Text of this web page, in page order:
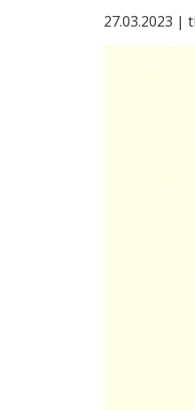
27.03.2023 |